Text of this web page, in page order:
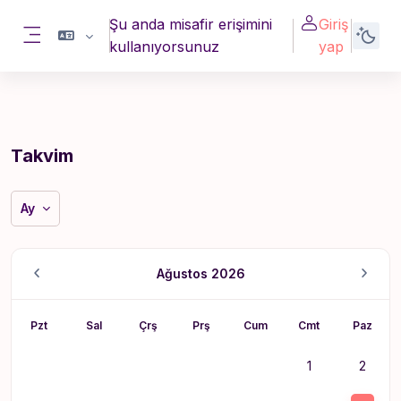
Şu anda misafir erişimini
kullanıyorsunuz
Giriş
yap
Takvim
Ay
Ağustos 2026
Pazartesi
Pzt Salı
Sal Çarşamba
Çrş Perşembe
Prş Cuma
Cum Cumartesi
Cmt Pazar
Paz
Etkinlik yok,
1 2